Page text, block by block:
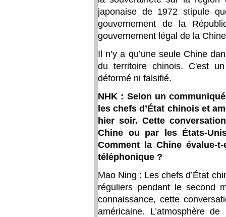
japonaise de 1972 stipule
gouvernement de la
gouvernement légal de la
Il n’y a qu’une seule Chine
du territoire chinois. C'est
déformé ni falsifié.
NHK : Selon un
les chefs d’État chinois et
hier soir. Cette
Chine ou par les États-
Comment la Chine évalue-
téléphonique ?
Mao Ning : Les chefs d’État
réguliers pendant le second
connaissance, cette
américaine. L’atmosphère